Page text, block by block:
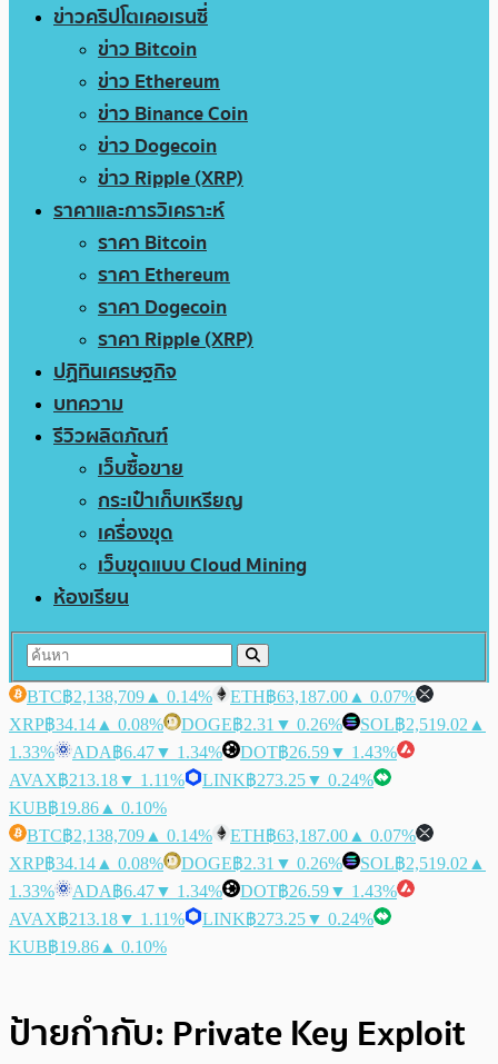
ข่าวคริปโตเคอเรนซี่
ข่าว Bitcoin
ข่าว Ethereum
ข่าว Binance Coin
ข่าว Dogecoin
ข่าว Ripple (XRP)
ราคาและการวิเคราะห์
ราคา Bitcoin
ราคา Ethereum
ราคา Dogecoin
ราคา Ripple (XRP)
ปฏิทินเศรษฐกิจ
บทความ
รีวิวผลิตภัณฑ์
เว็บซื้อขาย
กระเป๋าเก็บเหรียญ
เครื่องขุด
เว็บขุดแบบ Cloud Mining
ห้องเรียน
BTC฿2,138,709 ▲ 0.14% ETH฿63,187.00 ▲ 0.07%
XRP฿34.14 ▲ 0.08% DOGE฿2.31 ▼ 0.26% SOL฿2,519.02 ▲
1.33%
ADA฿6.47▼ 1.34% DOT฿26.59▼ 1.43%
AVAX฿213.18▼ 1.11% LINK฿273.25▼ 0.24%
KUB฿19.86 ▲ 0.10%
BTC฿2,138,709 ▲ 0.14% ETH฿63,187.00 ▲ 0.07%
XRP฿34.14 ▲ 0.08% DOGE฿2.31 ▼ 0.26% SOL฿2,519.02 ▲
1.33%
ADA฿6.47▼ 1.34% DOT฿26.59▼ 1.43%
AVAX฿213.18▼ 1.11% LINK฿273.25▼ 0.24%
KUB฿19.86 ▲ 0.10%
ป้ายกำกับ: Private Key Exploit